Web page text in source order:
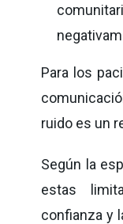
Para los
ruido es un
Según la
estas
confianza y